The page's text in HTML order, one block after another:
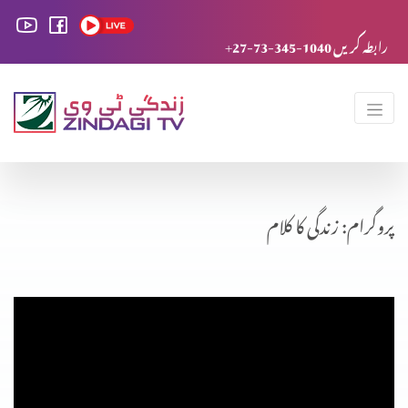
+27-73-345-1040 رابطہ کریں
پروگرام: زندگی کا کلام